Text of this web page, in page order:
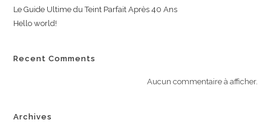
Le Guide Ultime du Teint Parfait Après 40 Ans
Hello world!
Recent Comments
Aucun commentaire à afficher.
Archives